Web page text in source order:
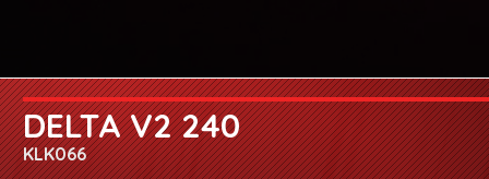
DELTA V2 240
KLK066